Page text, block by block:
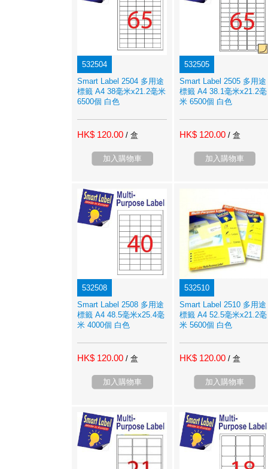
532504
Smart Label 2504 多用途
標籤 A4 38毫米x21.2毫米
6500個 白色
HK$ 120.00 / 盒
加入購物車
532505
Smart Label 2505 多用途
標籤 A4 38.1毫米x21.2毫
米 6500個 白色
HK$ 120.00 / 盒
加入購物車
532508
Smart Label 2508 多用途
標籤 A4 48.5毫米x25.4毫
米 4000個 白色
HK$ 120.00 / 盒
加入購物車
532510
Smart Label 2510 多用途
標籤 A4 52.5毫米x21.2毫
米 5600個 白色
HK$ 120.00 / 盒
加入購物車